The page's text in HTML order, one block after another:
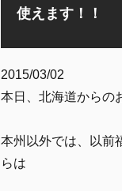
使えます！！
2015/03/02
本日、北海道からの
本州以外では、以前
らは